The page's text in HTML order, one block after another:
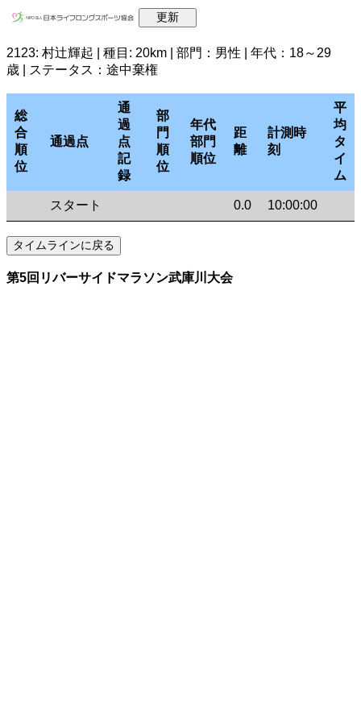
2123: 村辻輝起 | 種目: 20km | 部門：男性 | 年代：18～29
歳 | ステータス：途中棄権
総
合
順
位
通過点
通
過
点
記
録
部
門
順
位
年代
部門
順位
距
離
計測時
刻
平
均
タ
イ
ム
スタート 0.0 10:00:00
第5回リバーサイドマラソン武庫川大会